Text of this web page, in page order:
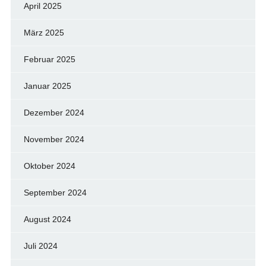
April 2025
März 2025
Februar 2025
Januar 2025
Dezember 2024
November 2024
Oktober 2024
September 2024
August 2024
Juli 2024